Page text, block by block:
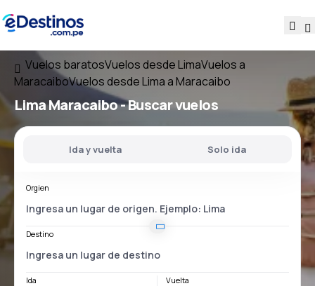
Vuelos baratosVuelos desde LimaVuelos a
MaracaiboVuelos desde Lima a Maracaibo
Lima Maracaibo- Buscar vuelos
Ida y vuelta Solo ida
Orgien
Destino
Ida Vuelta